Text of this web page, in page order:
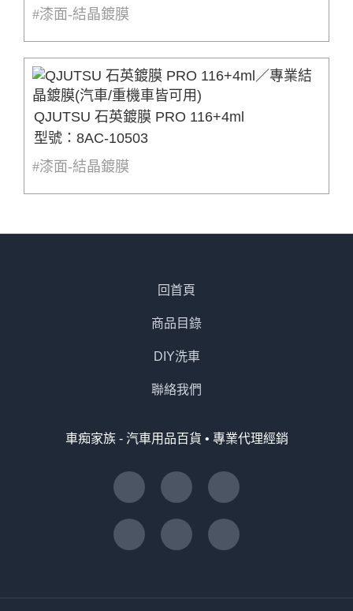
#漆面-結晶鍍膜
QJUTSU 石英鍍膜 PRO 116+4ml
型號：8AC-10503
#漆面-結晶鍍膜
回首頁
商品目錄
DIY洗車
聯絡我們
車痴家族 - 汽車用品百貨 • 專業代理經銷